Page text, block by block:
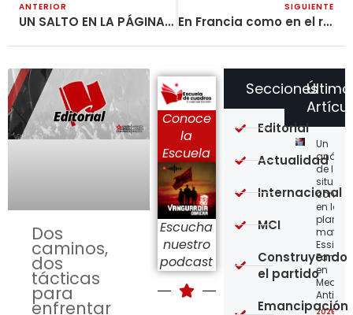
ANTERIOR
UN SALTO EN LA PÁGINA WEB
SIGUIENTE
En Francia como en el resto del mundo La Guerra Popular es la única solución
Dos
caminos,
dos
tácticas
para
enfrentar
Conoce
la
Escuela
Escucha
nuestro
podcast
Un
de la
en la
planta
matriz
Essity-
Familia
en
2026-
Secciones
Editorial
Actualidad
Internacional
MCI
Construyendo
el partido
Emancipación